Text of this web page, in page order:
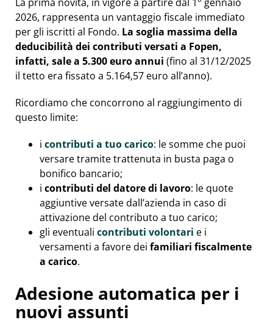
2026, rappresenta un vantaggio fiscale immediato
per gli iscritti al Fondo. La soglia massima della
deducibilità dei contributi versati a Fopen,
infatti, sale a 5.300 euro annui (fino al 31/12/2025
il tetto era fissato a 5.164,57 euro all’anno).
Ricordiamo che concorrono al raggiungimento di
questo limite:
i contributi a tuo carico: le somme che puoi
versare tramite trattenuta in busta paga o
bonifico bancario;
i contributi del datore di lavoro: le quote
aggiuntive versate dall’azienda in caso di
attivazione del contributo a tuo carico;
gli eventuali contributi volontari e i
versamenti a favore dei familiari fiscalmente
a carico.
Adesione automatica per i
nuovi assunti